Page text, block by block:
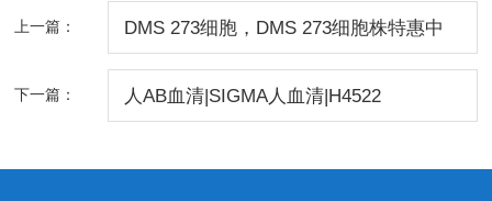
上一篇： DMS 273细胞，DMS 273细胞株特惠中
下一篇： 人AB血清|SIGMA人血清|H4522